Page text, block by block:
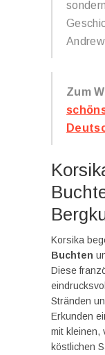
Zum
Korsika
Buchten
Diese
Stränden
Erkunden
mit kleinen,
köstlichen